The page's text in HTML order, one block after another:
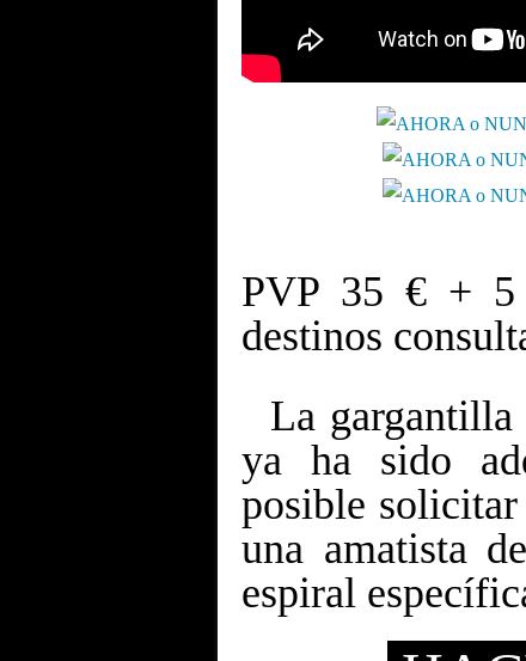
PVP 35 € + 5
destinos
La gargantilla
ya ha sido
posible
una amatista
espiral